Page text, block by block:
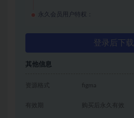
永久会员用户特权：
登录后下载
其他信息
资源格式 figma
有效期 购买后永久有效